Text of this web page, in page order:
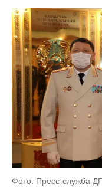
Фото: Пресс-служба